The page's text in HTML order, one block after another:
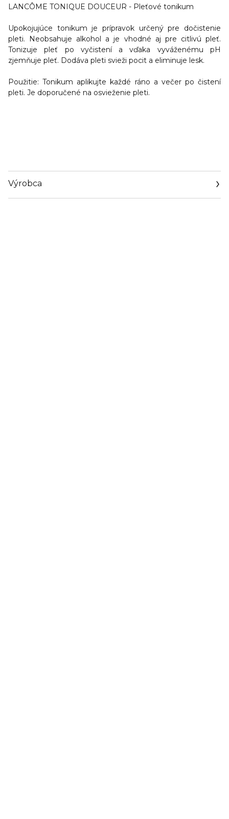
LANCÔME TONIQUE DOUCEUR - Pleťové tonikum
Upokojujúce tonikum je prípravok určený pre dočistenie
pleti. Neobsahuje alkohol a je vhodné aj pre citlivú pleť.
Tonizuje pleť po vyčistení a vďaka vyváženému pH
zjemňuje pleť. Dodáva pleti svieži pocit a eliminuje lesk.
Použitie: Tonikum aplikujte každé ráno a večer po čistení
pleti. Je doporučené na osvieženie pleti.
Výrobca